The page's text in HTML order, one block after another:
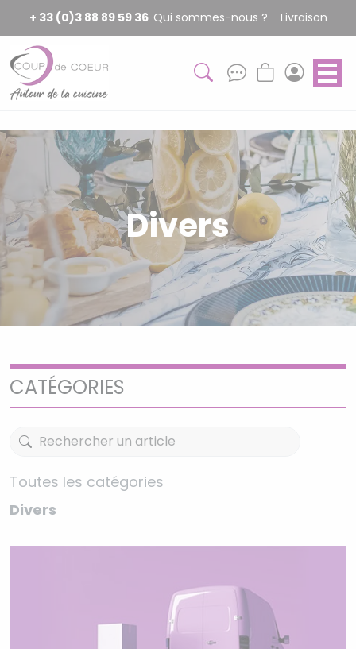
+ 33 (0)3 88 89 59 36 Qui sommes-nous ? Livraison
Divers
CATÉGORIES
Toutes les catégories
Divers
Panneau de gestion des cookies